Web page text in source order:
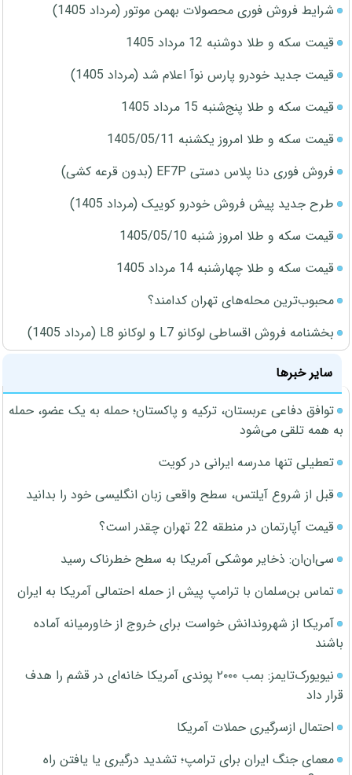
شرایط فروش فوری محصولات بهمن موتور (مرداد 1405)
قیمت سکه و طلا دوشنبه 12 مرداد 1405
قیمت جدید خودرو پارس نوآ اعلام شد (مرداد 1405)
قیمت سکه و طلا پنج‌شنبه 15 مرداد 1405
قیمت سکه و طلا امروز یکشنبه 1405/05/11
فروش فوری دنا پلاس دستی EF7P (بدون قرعه کشی)
طرح جدید پیش فروش خودرو کوییک (مرداد 1405)
قیمت سکه و طلا امروز شنبه 1405/05/10
قیمت سکه و طلا چهارشنبه 14 مرداد 1405
محبوب‌ترین محله‌های تهران کدامند؟
بخشنامه فروش اقساطی لوکانو L7 و لوکانو L8 (مرداد 1405)
سایر خبرها
توافق دفاعی عربستان، ترکیه و پاکستان؛ حمله به یک عضو، حمله
به همه تلقی می‌شود
تعطیلی تنها مدرسه ایرانی در کویت
قبل از شروع آیلتس، سطح واقعی زبان انگلیسی خود را بدانید
قیمت آپارتمان در منطقه 22 تهران چقدر است؟
سی‌ان‌ان: ذخایر موشکی آمریکا به سطح خطرناک رسید
تماس بن‌سلمان با ترامپ پیش از حمله احتمالی آمریکا به ایران
آمریکا از شهروندانش خواست برای خروج از خاورمیانه آماده
باشند
نیویورک‌تایمز: بمب ۲۰۰۰ پوندی آمریکا خانه‌ای در قشم را هدف
قرار داد
احتمال ازسرگیری حملات آمریکا
معمای جنگ ایران برای ترامپ؛ تشدید درگیری یا یافتن راه